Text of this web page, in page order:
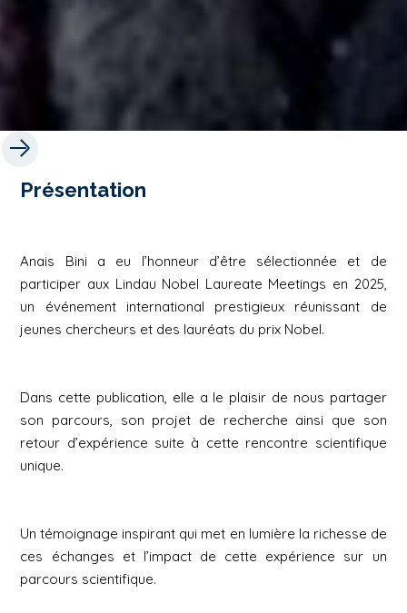
Présentation
Anais Bini a eu l’honneur d’être sélectionnée et de
participer aux Lindau Nobel Laureate Meetings en 2025,
un événement international prestigieux réunissant de
jeunes chercheurs et des lauréats du prix Nobel.
Dans cette publication, elle a le plaisir de nous partager
son parcours, son projet de recherche ainsi que son
retour d’expérience suite à cette rencontre scientifique
unique.
Un témoignage inspirant qui met en lumière la richesse de
ces échanges et l’impact de cette expérience sur un
parcours scientifique.